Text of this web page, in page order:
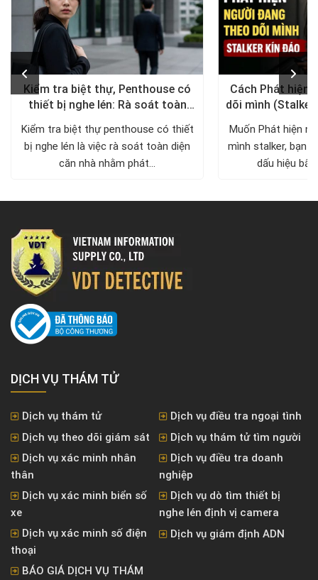
Kiểm tra biệt thự, Penthouse có
thiết bị nghe lén: Rà soát toàn
diện, trả lại không gian riêng tư
Kiểm tra biệt thự penthouse có thiết
bị nghe lén là việc rà soát toàn diện
căn nhà nhằm phát...
Cách Phát hiện
dõi mình
Muốn Phát hiện
mình stalker, bạn
dấu hiệu bất
DỊCH VỤ THÁM TỬ
Dịch vụ thám tử
Dịch vụ điều tra ngoại tình
Dịch vụ theo dõi giám sát
Dịch vụ thám tử tìm người
Dịch vụ xác minh nhân
thân
Dịch vụ điều tra doanh
nghiệp
Dịch vụ xác minh biển số
xe
Dịch vụ dò tìm thiết bị
nghe lén định vị camera
Dịch vụ xác minh số điện
thoại
Dịch vụ giám định ADN
BÁO GIÁ DỊCH VỤ THÁM